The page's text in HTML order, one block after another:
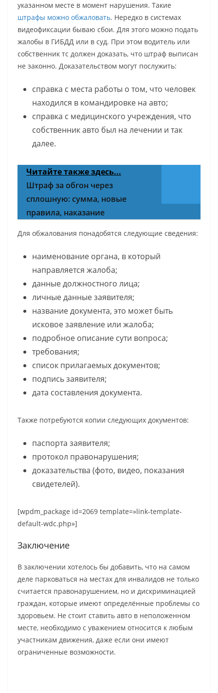
указанном месте в момент нарушения. Такие
штрафы можно обжаловать. Нередко в системах
видеофиксации бываю сбои. Для этого можно подать
жалобы в ГИБДД или в суд. При этом водитель или
собственник тс должен доказать, что штраф выписан
не законно. Доказательством могут послужить:
справка с места работы о том, что человек
находился в командировке на авто;
справка с медицинского учреждения, что
собственник авто был на лечении и так
далее.
Читайте также здесь...
Штраф за обгон через
сплошную: сумма, новые
правила, наказание
Для обжалования понадобятся следующие сведения:
наименование органа, в который
направляется жалоба;
данные должностного лица;
личные данные заявителя;
название документа, это может быть
исковое заявление или жалоба;
подробное описание сути вопроса;
требования;
список прилагаемых документов;
подпись заявителя;
дата составления документа.
Также потребуются копии следующих документов:
паспорта заявителя;
протокол правонарушения;
доказательства (фото, видео, показания
свидетелей).
[wpdm_package id=2069 template=»link-template-
default-wdc.php»]
Заключение
В заключении хотелось бы добавить, что на самом
деле парковаться на местах для инвалидов не только
считается правонарушением, но и дискриминацией
граждан, которые имеют определённые проблемы со
здоровьем. Не стоит ставить авто в неположенном
месте, необходимо с уважением относится к любым
участникам движения, даже если они имеют
ограниченные возможности.